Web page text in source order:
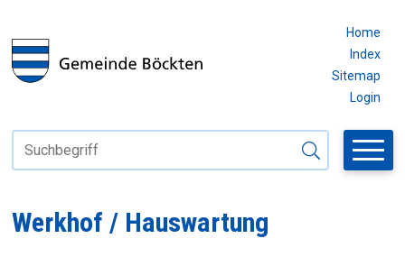
Home
Index
Sitemap
Login
Suchbegriff
Suche starten
Werkhof / Hauswartung